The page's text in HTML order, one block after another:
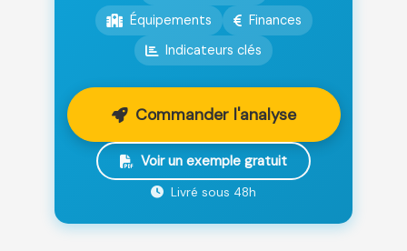
Équipements
Finances
Indicateurs clés
Commander l'analyse
Voir un exemple gratuit
Livré sous 48h